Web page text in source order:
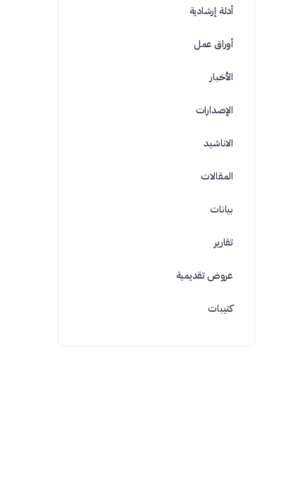
أدلة إرشادية
أوراق عمل
الأخبار
الإصدارات
الاناشيد
المقالات
بيانات
تقارير
عروض تقديمية
كتيبات